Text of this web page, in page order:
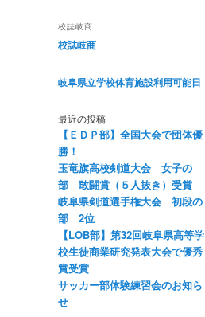
校誌岐商
校誌岐商
岐阜県立学校体育施設利用可能日
最近の投稿
【ＥＤＰ部】全国大会で団体優
勝！
玉竜旗高校剣道大会 女子の
部 敢闘賞（５人抜き）受賞
岐阜県剣道選手権大会 初段の
部 2位
【LOB部】第32回岐阜県高等学
校生徒商業研究発表大会で優秀
賞受賞
サッカー部体験練習会のお知ら
せ